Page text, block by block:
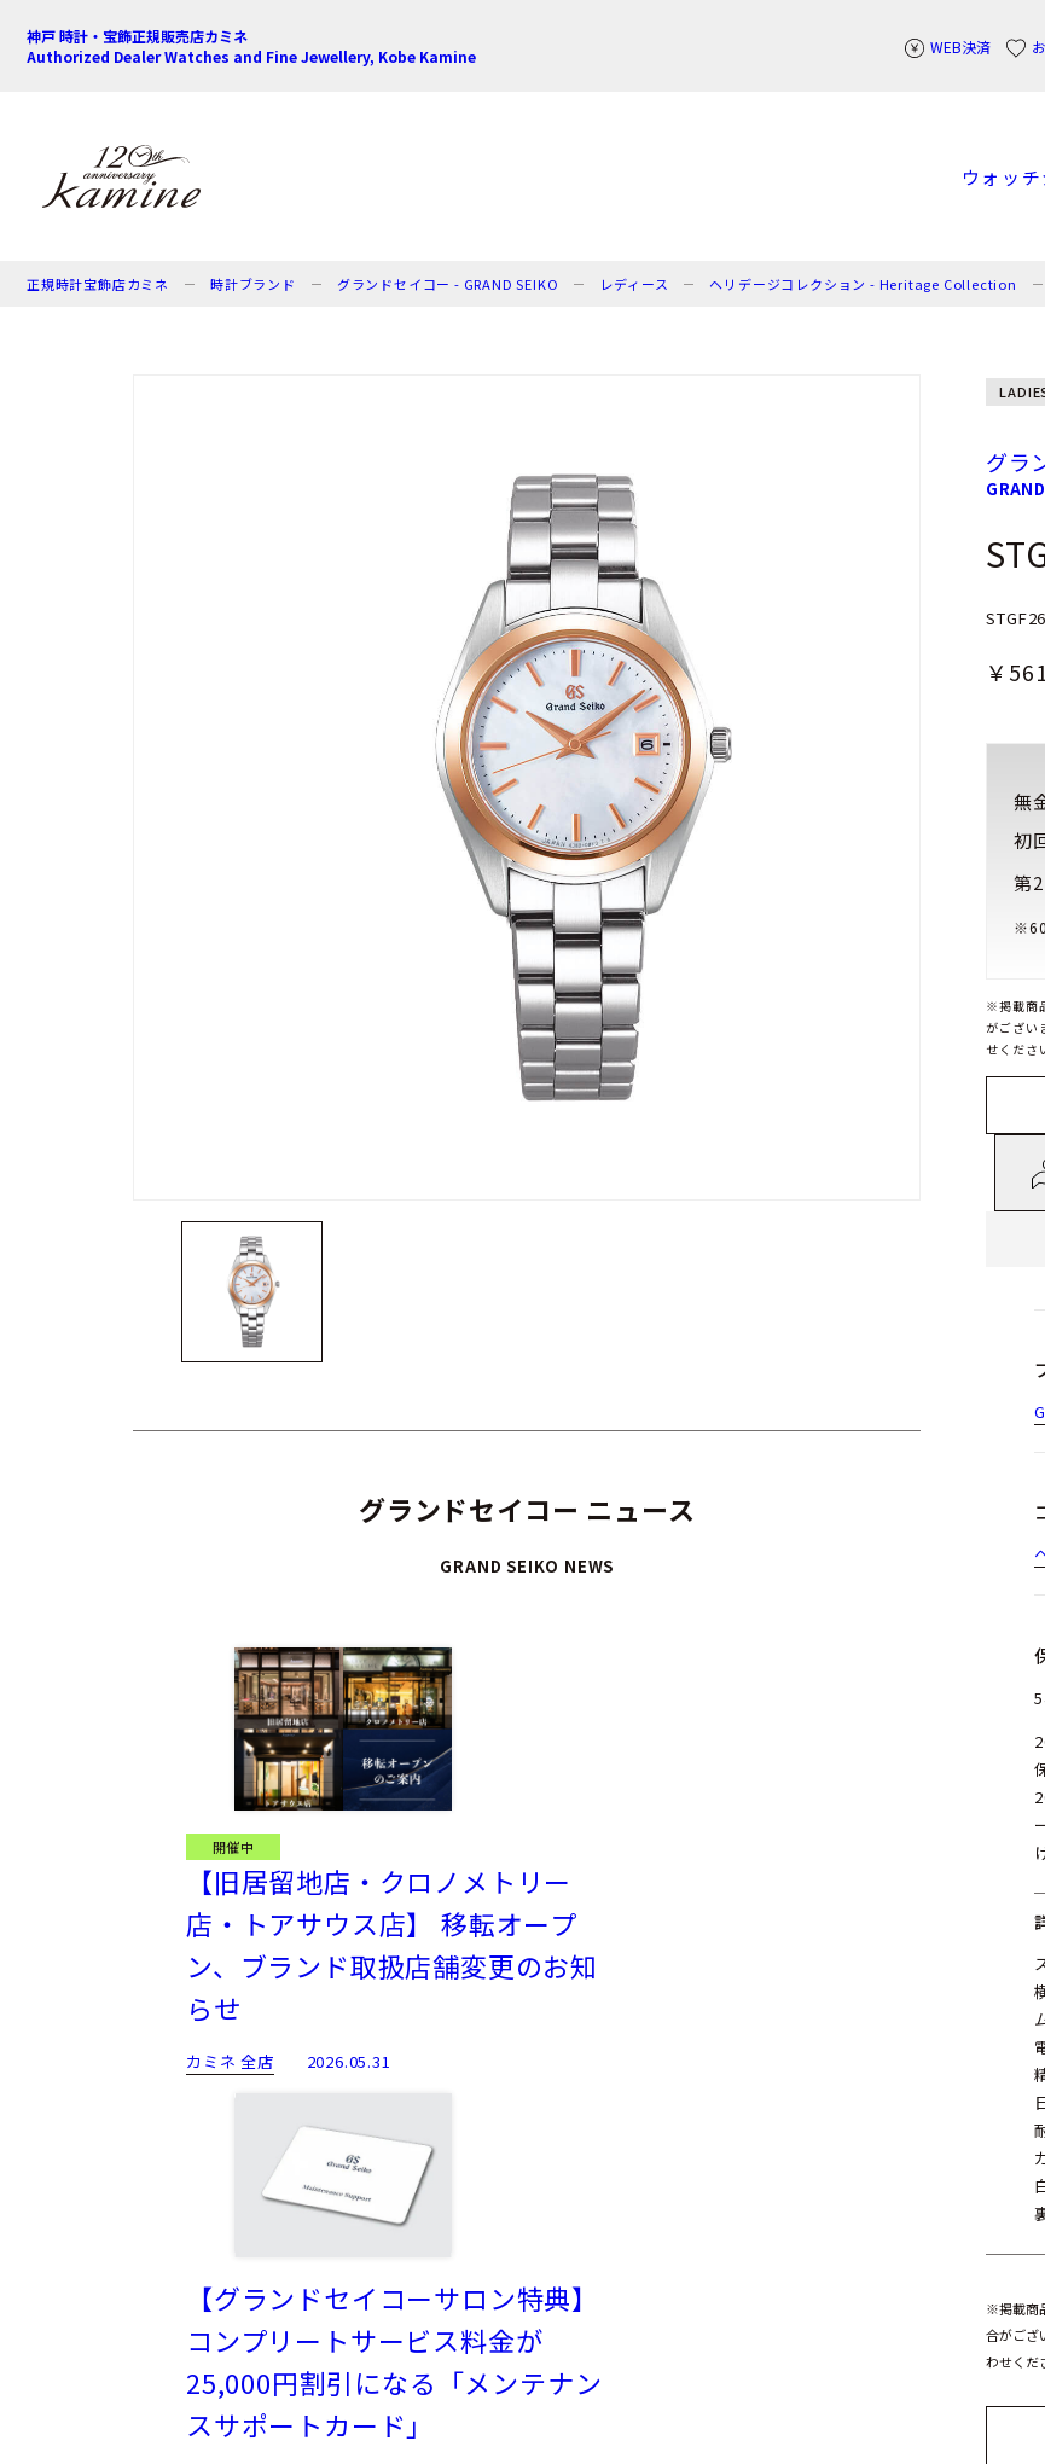
神戸 時計・宝飾正規販売店カミネ
Authorized Dealer Watches and Fine Jewellery, Kobe Kamine
WEB決済
ウォッチ
正規時計宝飾店カミネ 時計ブランド グランドセイコー - GRAND SEIKO レディース ヘリデージコレクション - Heritage Collection
グランドセイコー ニュース
GRAND SEIKO NEWS
開催中
【旧居留地店・クロノメトリー
店・トアサウス店】 移転オープ
ン、ブランド取扱店舗変更のお知
らせ
カミネ 全店 2026.05.31
【グランドセイコーサロン特典】
コンプリートサービス料金が
25,000円割引になる「メンテナン
スサポートカード」
グラ
￥
無
初
第
※60
※掲載商
がござい
せくださ
※掲載商
合がござ
わせくだ